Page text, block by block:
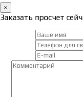
×
Заказать просчет